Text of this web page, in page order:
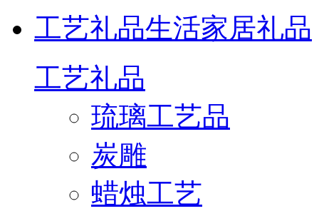
工艺礼品生活家居礼品
工艺礼品
琉璃工艺品
炭雕
蜡烛工艺